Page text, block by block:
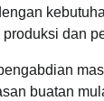
dan
buatan